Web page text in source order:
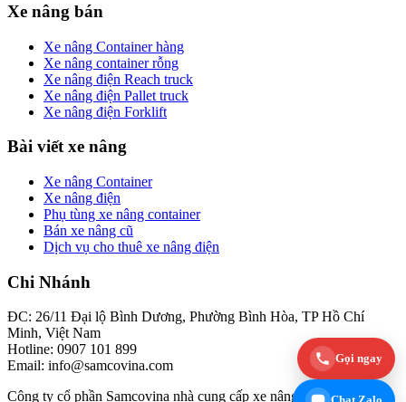
Xe nâng bán
Xe nâng Container hàng
Xe nâng container rỗng
Xe nâng điện Reach truck
Xe nâng điện Pallet truck
Xe nâng điện Forklift
Bài viết xe nâng
Xe nâng Container
Xe nâng điện
Phụ tùng xe nâng container
Bán xe nâng cũ
Dịch vụ cho thuê xe nâng điện
Chi Nhánh
ĐC: 26/11 Đại lộ Bình Dương, Phường Bình Hòa, TP Hồ Chí
Minh, Việt Nam
Hotline: 0907 101 899
Email: info@samcovina.com
Công ty cổ phần Samcovina nhà cung cấp xe nâng và các dịch vụ
Gọi ngay